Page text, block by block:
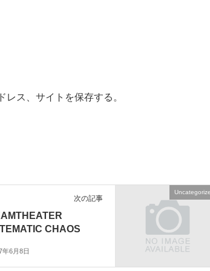
ス、サイトを保存する。
次の記事
CHAOS
年6月8日